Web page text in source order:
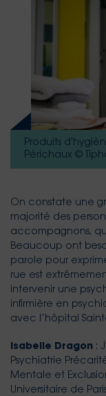
Produits
Périchaux ©
On constate une
majorité des
accompagnons,
Beaucoup ont
parole pour
rue est
intervenir une
infirmière en
avec l’hôpital
Isabelle Dragon :
Psychiatrie
Mentale et
Universitaire de